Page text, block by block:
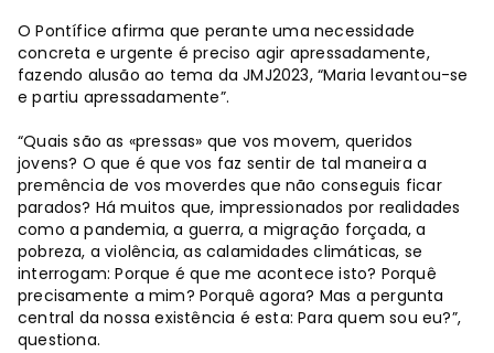
O Pontífice afirma que perante uma necessidade
concreta e urgente é preciso agir apressadamente,
fazendo alusão ao tema da JMJ2023, “Maria levantou-se
e partiu apressadamente”.
“Quais são as «pressas» que vos movem, queridos
jovens? O que é que vos faz sentir de tal maneira a
premência de vos moverdes que não conseguis ficar
parados? Há muitos que, impressionados por realidades
como a pandemia, a guerra, a migração forçada, a
pobreza, a violência, as calamidades climáticas, se
interrogam: Porque é que me acontece isto? Porquê
precisamente a mim? Porquê agora? Mas a pergunta
central da nossa existência é esta: Para quem sou eu?”,
questiona.